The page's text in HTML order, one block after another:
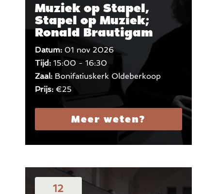
Muziek op Stapel,
Stapel op Muziek;
Ronald Brautigam
Datum: 01 nov 2026
Tijd: 15:00 - 16:30
Zaal: Bonifatiuskerk Oldeberkoop
Prijs: €25
Meer weten?
12